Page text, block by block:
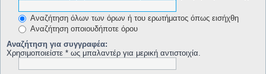
Αναζήτηση όλων των όρων ή του ερωτήματος όπως εισήχθη
Αναζήτηση οποιουδήποτε όρου
Αναζήτηση για συγγραφέα:
Χρησιμοποιείστε * ως μπαλαντέρ για μερική αντιστοιχία.